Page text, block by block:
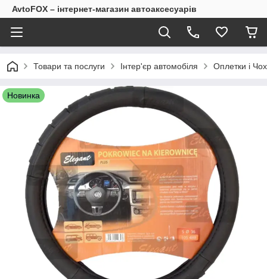
AvtoFOX – інтернет-магазин автоаксесуарів
Товари та послуги Інтер'єр автомобіля Оплетки і
Новинка